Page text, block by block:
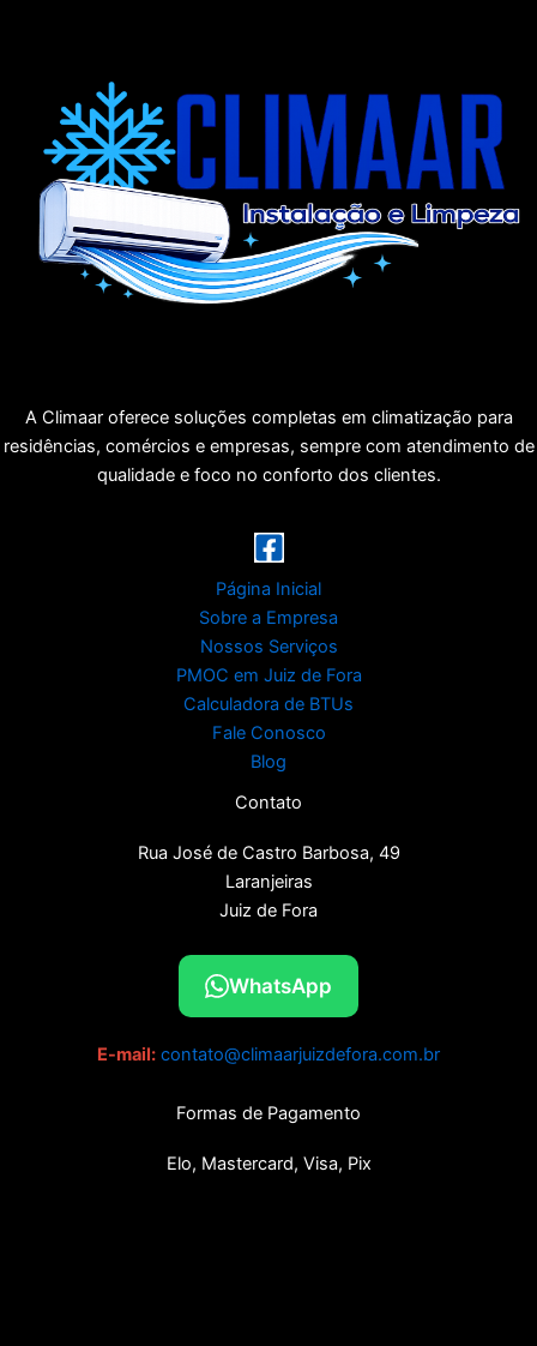
A Climaar oferece soluções completas em climatização para
residências, comércios e empresas, sempre com atendimento de
qualidade e foco no conforto dos clientes.
Página Inicial
Sobre a Empresa
Nossos Serviços
PMOC em Juiz de Fora
Calculadora de BTUs
Fale Conosco
Blog
Contato
Rua José de Castro Barbosa, 49
Laranjeiras
Juiz de Fora
WhatsApp
E-mail: contato@climaarjuizdefora.com.br
Formas de Pagamento
Elo, Mastercard, Visa, Pix